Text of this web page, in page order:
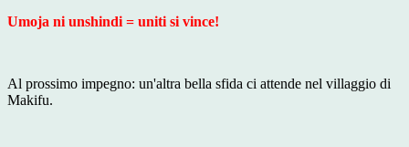
Umoja ni unshindi = uniti si vince!
Al prossimo impegno: un'altra bella sfida ci attende nel villaggio di
Makifu.